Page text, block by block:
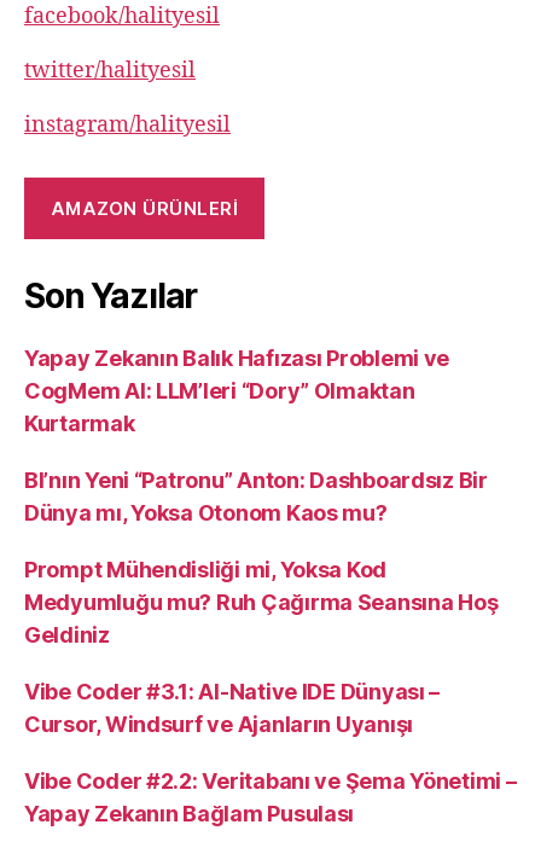
facebook/halityesil
twitter/halityesil
instagram/halityesil
AMAZON ÜRÜNLERİ
Son Yazılar
Yapay Zekanın Balık Hafızası Problemi ve
CogMem AI: LLM’leri “Dory” Olmaktan
Kurtarmak
BI’nın Yeni “Patronu” Anton: Dashboardsız Bir
Dünya mı, Yoksa Otonom Kaos mu?
Prompt Mühendisliği mi, Yoksa Kod
Medyumluğu mu? Ruh Çağırma Seansına Hoş
Geldiniz
Vibe Coder #3.1: AI-Native IDE Dünyası –
Cursor, Windsurf ve Ajanların Uyanışı
Vibe Coder #2.2: Veritabanı ve Şema Yönetimi –
Yapay Zekanın Bağlam Pusulası